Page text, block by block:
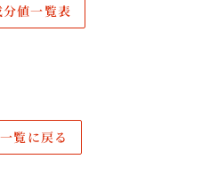
値一覧表
覧に戻る